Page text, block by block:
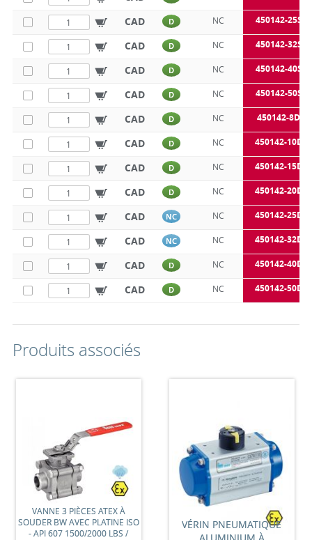
CAD D NC 450142-25SE
CAD D NC 450142-32SE
CAD D NC 450142-40SE
CAD D NC 450142-50SE
CAD D NC 450142-8DE
CAD D NC 450142-10DE
CAD D NC 450142-15DE
CAD D NC 450142-20DE
CAD NC NC 450142-25DE
CAD NC NC 450142-32DE
CAD D NC 450142-40DE
CAD D NC 450142-50DE
Produits associés
VANNE 3 PIÈCES ATEX À
SOUDER BW AVEC PLATINE ISO
- API 607 1500/2000 LBS /
VÉRIN PNEUMATIQUE